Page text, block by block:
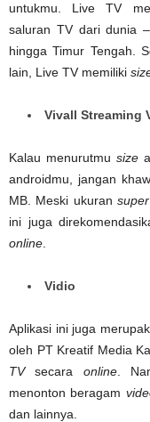
untukmu. Live TV
saluran TV dari dunia
hingga Timur Tengah.
lain, Live TV memiliki
Vivall Streaming
Kalau menurutmusize
androidmu, jangan
MB. Meski ukuran super
ini juga
online
Vidio
Aplikasi ini juga
oleh PT Kreatif Media
TVsecara online.
menonton beragam
dan lainnya.